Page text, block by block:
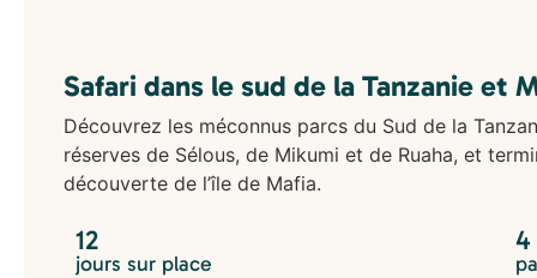
Safari dans le sud de la Tanzanie et
Découvrez les méconnus parcs du Sud de la
réserves de Sélous, de Mikumi et de Ruaha, et
découverte de l’île de Mafia.
12
jours sur place